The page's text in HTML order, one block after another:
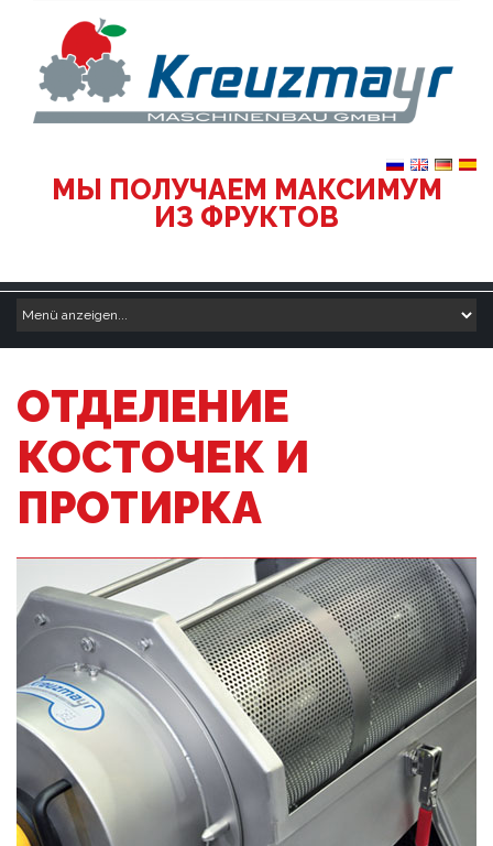
МЫ ПОЛУЧАЕМ МАКСИМУМ
ИЗ ФРУКТОВ
ОТДЕЛЕНИЕ
КОСТОЧЕК И
ПРОТИРКА